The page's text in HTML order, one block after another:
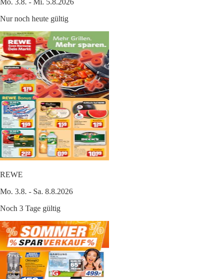
Mo. 3.8. - Mi. 5.8.2026
Nur noch heute gültig
REWE
Mo. 3.8. - Sa. 8.8.2026
Noch 3 Tage gültig